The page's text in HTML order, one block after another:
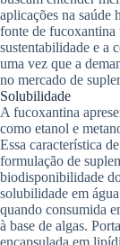
aplicações na saúde
fonte de fucoxantina
sustentabilidade e a
uma vez que a
no mercado de
Solubilidade
A fucoxantina
como etanol e
Essa característica
formulação de
biodisponibilidade
solubilidade em
quando consumida
à base de algas.